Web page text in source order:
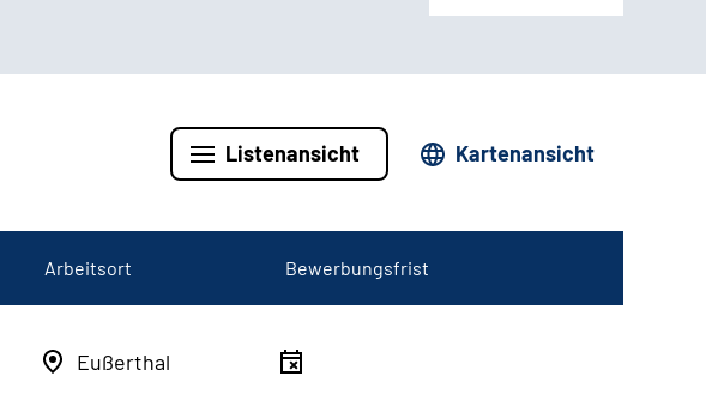
Listenansicht Kartenansicht
Arbeitsort Bewerbungsfrist
Eußerthal